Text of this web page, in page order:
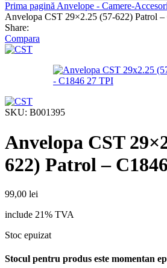
Prima pagină Anvelope - Camere-
Anvelopa CST 29×2.25 (57-622) Patrol
Share:
Compara
SKU: B001395
Anvelopa CST
622) Patrol –
99,00 lei
include 21% TVA
Stoc epuizat
Stocul pentru produs este momentan